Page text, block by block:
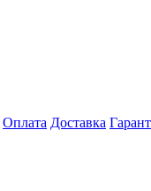
Оплата Доставка